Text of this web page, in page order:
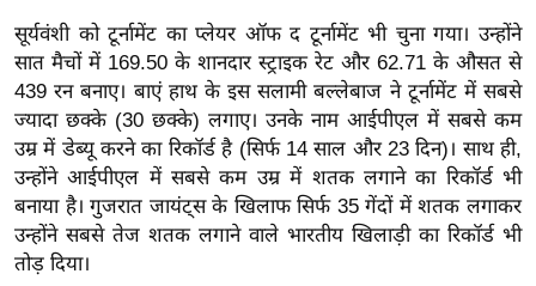
यं
ग
इं
डि
या
सा
हि
त्य
सूर्यवंशी को टूर्नामेंट का प्लेयर ऑफ द टूर्नामेंट भी चुना गया। उन्होंने
सात मैचों में 169.50 के शानदार स्ट्राइक रेट और 62.71 के औसत से
439 रन बनाए। बाएं हाथ के इस सलामी बल्लेबाज ने टूर्नामेंट में सबसे
ज्यादा छक्के (30 छक्के) लगाए। उनके नाम आईपीएल में सबसे कम
उम्र में डेब्यू करने का रिकॉर्ड है (सिर्फ 14 साल और 23 दिन)। साथ ही,
उन्होंने आईपीएल में सबसे कम उम्र में शतक लगाने का रिकॉर्ड भी
बनाया है। गुजरात जायंट्स के खिलाफ सिर्फ 35 गेंदों में शतक लगाकर
उन्होंने सबसे तेज शतक लगाने वाले भारतीय खिलाड़ी का रिकॉर्ड भी
तोड़ दिया।